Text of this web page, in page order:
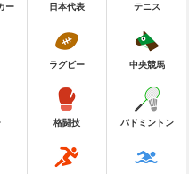
ー 日本代表 テニス
ラグビー 中央競馬
格闘技 バドミントン